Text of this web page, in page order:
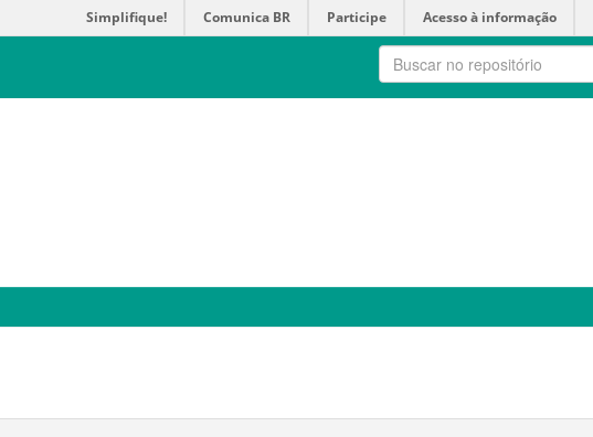
Simplifique! Comunica BR Participe Acesso à informação